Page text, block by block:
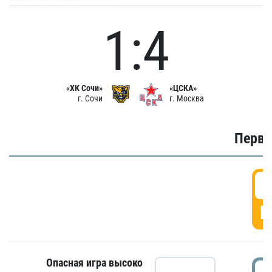
«ХК Сочи»
г. Сочи
1:4
«ЦСКА»
г. Москва
Опасная игра высоко